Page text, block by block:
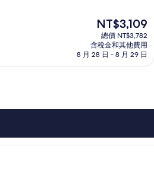
，
現
在
價
格
為
NT$3,109
總價 NT$3,782
含稅金和其他費用
8 月 28 日 - 8 月 29 日